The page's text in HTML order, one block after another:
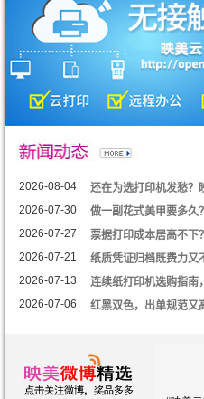
2026-08-04
还在为选打印机发愁？
2026-07-30
做一副花式美甲要多久
2026-07-27
票据打印成本居高不下
2026-07-21
纸质凭证归档既费力又
2026-07-13
连续纸打印机选购指南
2026-07-06
红黑双色，出单规范又